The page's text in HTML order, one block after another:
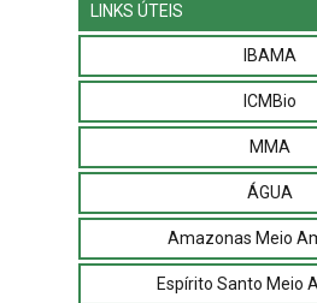
LINKS ÚTEIS
IBAMA
ICMBio
MMA
ÁGUA
Amazonas Meio
Espírito Santo Meio